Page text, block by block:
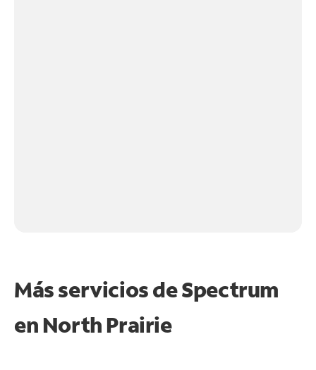
Más servicios de Spectrum
en North Prairie